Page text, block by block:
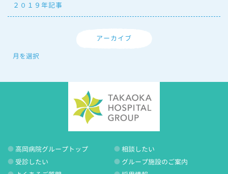
２０１９年記事
アーカイブ
高岡病院グループトップ
相談したい
受診したい
グループ施設のご案内